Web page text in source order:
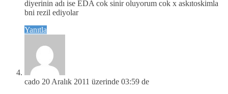
diyerinin adı ise EDA cok sinir oluyorum cok x askıtoskimla
bni rezil ediyolar
Yanıtla
cado 20 Aralık 2011 üzerinde 03:59 de